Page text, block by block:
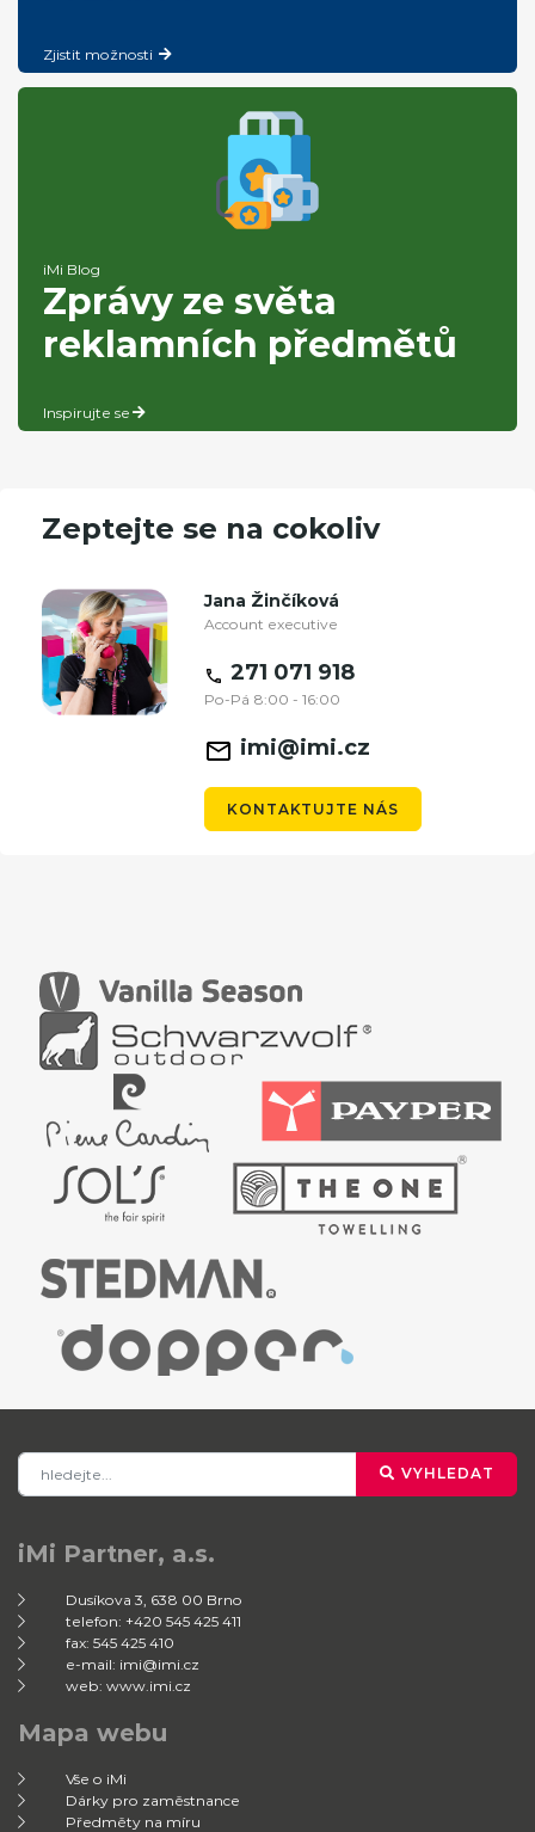
Zjistit možnosti
iMi Blog
Zprávy ze světa
reklamních předmětů
Inspirujte se
Zeptejte se na cokoliv
Jana Žinčíková
Account executive
271 071 918
Po-Pá 8:00 - 16:00
imi@imi.cz
KONTAKTUJTE NÁS
VYHLEDAT
iMi Partner, a.s.
Dusíkova 3, 638 00 Brno
telefon: +420 545 425 411
fax: 545 425 410
e-mail: imi@imi.cz
web: www.imi.cz
Mapa webu
Vše o iMi
Dárky pro zaměstnance
Předměty na míru